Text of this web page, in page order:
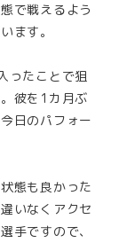
で戦えるよう
ます。
ったことで狙
彼を1カ月ぶ
日のパフォー
態も良かった
いなくアクセ
手ですので、